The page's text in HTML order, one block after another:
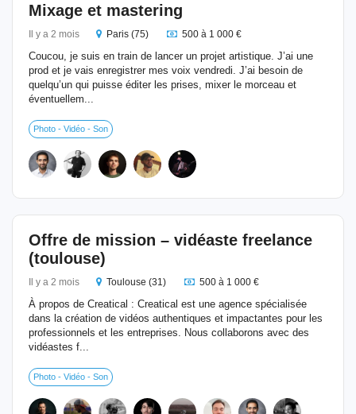
Mixage et mastering
Il y a 2 mois Paris (75) 500 à 1 000 €
Coucou, je suis en train de lancer un projet artistique. J’ai une
prod et je vais enregistrer mes voix vendredi. J’ai besoin de
quelqu’un qui puisse éditer les prises, mixer le morceau et
éventuellem...
Photo - Vidéo - Son
Offre de mission – vidéaste freelance
(toulouse)
Il y a 2 mois Toulouse (31) 500 à 1 000 €
À propos de Creatical : Creatical est une agence spécialisée
dans la création de vidéos authentiques et impactantes pour les
professionnels et les entreprises. Nous collaborons avec des
vidéastes f...
Photo - Vidéo - Son